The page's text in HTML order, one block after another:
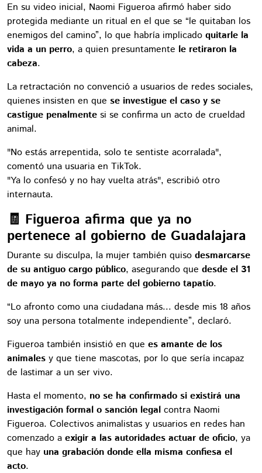
En su video inicial, Naomi Figueroa afirmó haber sido
protegida mediante un ritual en el que se “le quitaban los
enemigos del camino”, lo que habría implicado quitarle la
vida a un perro, a quien presuntamente le retiraron la
cabeza.
La retractación no convenció a usuarios de redes sociales,
quienes insisten en que se investigue el caso y se
castigue penalmente si se confirma un acto de crueldad
animal.
"No estás arrepentida, solo te sentiste acorralada",
comentó una usuaria en TikTok.
"Ya lo confesó y no hay vuelta atrás", escribió otro
internauta.
🧾 Figueroa afirma que ya no
pertenece al gobierno de Guadalajara
Durante su disculpa, la mujer también quiso desmarcarse
de su antiguo cargo público, asegurando que desde el 31
de mayo ya no forma parte del gobierno tapatío.
“Lo afronto como una ciudadana más... desde mis 18 años
soy una persona totalmente independiente”, declaró.
Figueroa también insistió en que es amante de los
animales y que tiene mascotas, por lo que sería incapaz
de lastimar a un ser vivo.
Hasta el momento, no se ha confirmado si existirá una
investigación formal o sanción legal contra Naomi
Figueroa. Colectivos animalistas y usuarios en redes han
comenzado a exigir a las autoridades actuar de oficio, ya
que hay una grabación donde ella misma confiesa el
acto.